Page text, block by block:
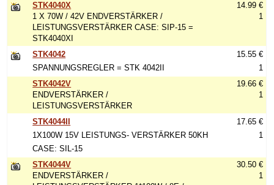
STK4040X
1 X 70W / 42V ENDVERSTÄRKER /
LEISTUNGSVERSTÄRKER CASE: SIP-15 =
STK4040XI
14.99 €
1
STK4042
SPANNUNGSREGLER = STK 4042II
15.55 €
1
STK4042V
ENDVERSTÄRKER /
LEISTUNGSVERSTÄRKER
19.66 €
1
STK4044II
1X100W 15V LEISTUNGS- VERSTÄRKER 50KH
CASE: SIL-15
17.65 €
1
STK4044V
ENDVERSTÄRKER /
30.50 €
1